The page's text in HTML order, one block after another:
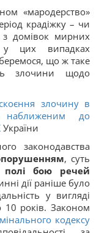
«мародерство»
крадіжку – чи
домівок мирних
у цих випадках
що ж таке
злочини щодо
злочину в
наближеним до
України
законодавства
, суть
бою речей
дії раніше було
у вигляді
10 років. Законом
кодексу